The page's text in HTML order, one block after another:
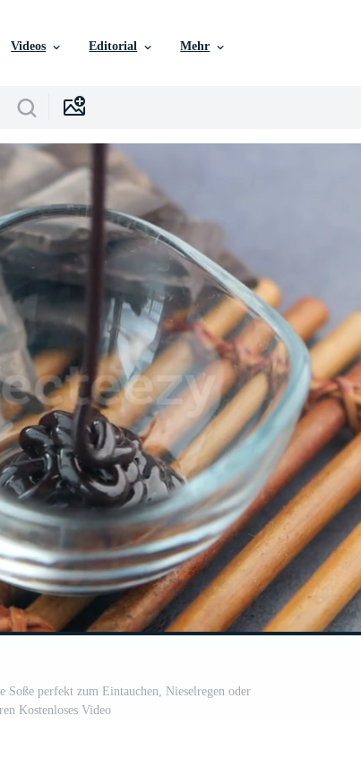
Videos Editorial Mehr
Soße perfekt zum Eintauchen, Nieselregen oder
Kostenloses Video